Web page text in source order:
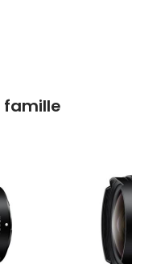
famille